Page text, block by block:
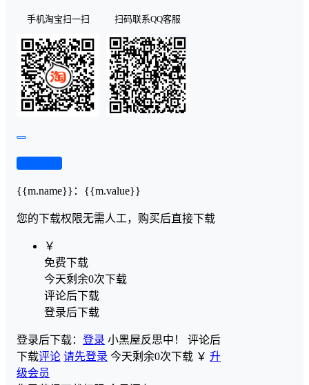
手机淘宝扫一扫 扫码联系QQ客服
{{m.name}} ： {{m.value}}
您的下载权限无需人工，购买后直接下载
￥
免费下载
今天剩余0次下载
评论后下载
登录后下载
登录后下载： 登录 小黑屋反思中！ 评论后
下载评论 请先登录 今天剩余0次下载 ￥ 升
级会员